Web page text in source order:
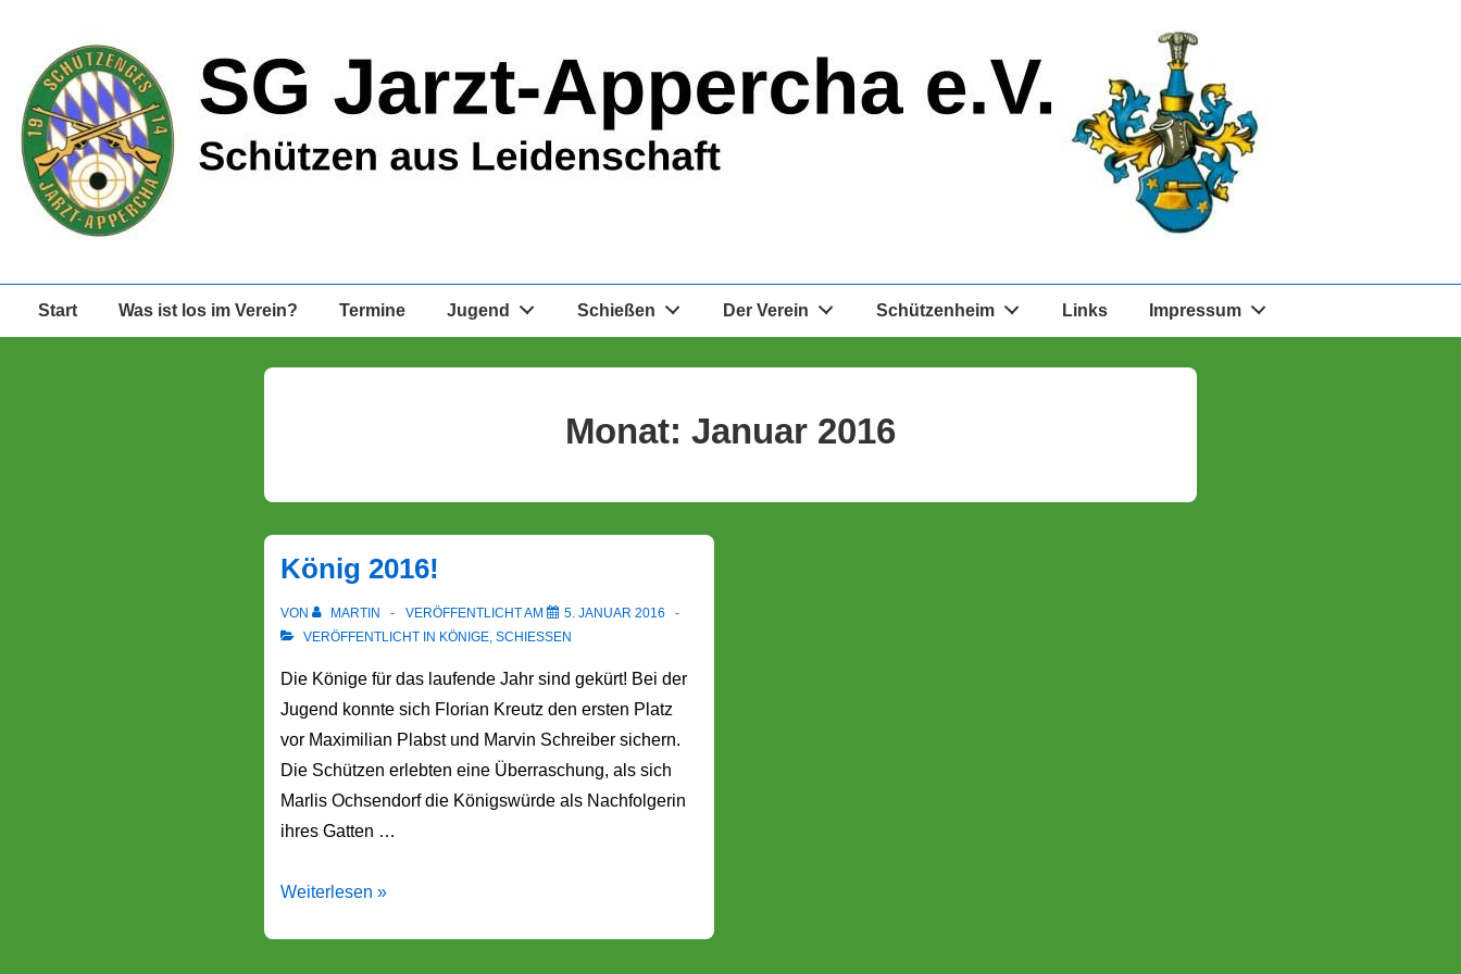
Inhalt
Hauptnavigation
Start Was ist los im Verein? Termine Jugend Schießen Der Verein Schützenheim Links Impressum
Monat: Januar 2016
König 2016!
VON MARTIN VERÖFFENTLICHT AM
5. JANUAR 2016
VERÖFFENTLICHT IN KÖNIGE,SCHIESSEN
Die Könige für das laufende Jahr sind gekürt! Bei der
Jugend konnte sich Florian Kreutz den ersten Platz
vor Maximilian Plabst und Marvin Schreiber sichern.
Die Schützen erlebten eine Überraschung, als sich
Marlis Ochsendorf die Königswürde als Nachfolgerin
ihres Gatten …
König
Weiterlesen »